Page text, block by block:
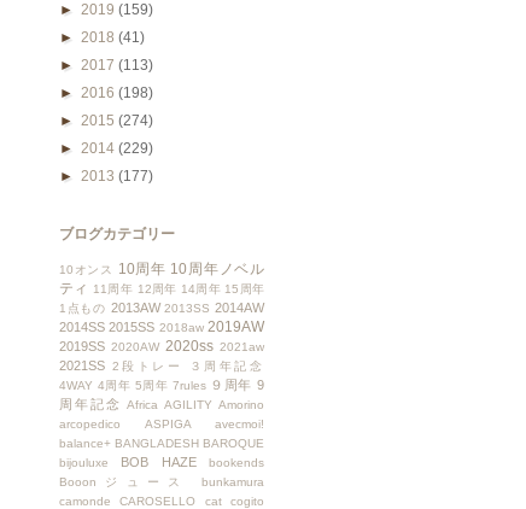
► 2019 (159)
► 2018 (41)
► 2017 (113)
► 2016 (198)
► 2015 (274)
► 2014 (229)
► 2013 (177)
ブログカテゴリー
10オンス 10周年 10周年ノベル
ティ
11周年 12周年 14周年 15周年
1点もの 2013AW 2013SS 2014AW
2014SS 2015SS 2018aw 2019AW
2019SS 2020AW 2020ss 2021aw
2021SS 2段トレー
３周年記念
4WAY 4周年 5周年 7rules ９周年 9
周年記念
Africa AGILITY Amorino
arcopedico
ASPIGA
avecmoi!
balance+ BANGLADESH BAROQUE
bijouluxe
BOB HAZE
bookends
Booonジュース
bunkamura
camonde
CAROSELLO cat
cogito